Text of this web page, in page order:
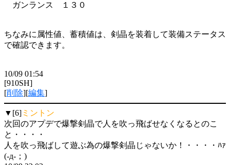
ガンランス １３０
ちなみに属性値、蓄積値は、剣晶を装着して装備ステータス
で確認できます。
10/09 01:54
[910SH]
[削除][編集]
▼[6] ミントン
次回のアプデで爆撃剣晶で人を吹っ飛ばせなくなるとのこ
と・・・・
人を吹っ飛ばして遊ぶ為の爆撃剣晶じゃないか！・・・・ﾊｧ
(-д-；)